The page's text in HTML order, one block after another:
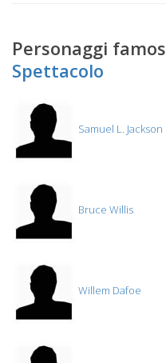
Personaggi
Spettacolo
Samuel L. Jackson
Bruce Willis
Willem Dafoe